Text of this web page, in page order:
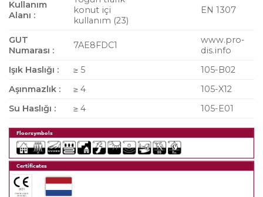
Kullanım
Alanı :
konut içi
kullanım (23)
EN 1307
GUT
Numarası :
7AE8FDC1
www.pro-
dis.info
Işık Haslığı :
≥ 5
105-B02
Aşınmazlık :
≥ 4
105-X12
Su Haslığı :
≥ 4 105-E01